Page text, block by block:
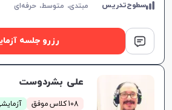
سطوح‌تدریس مبتدی، متوسط،حرفه‌ای
رزرو جلسه
علی بشردوست
108 کلاس موفق آزمایشی